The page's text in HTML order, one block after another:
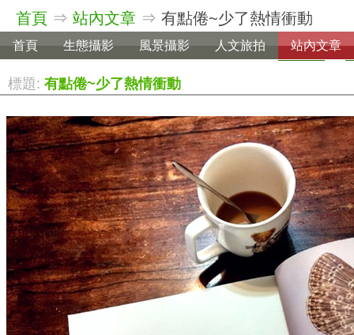
首頁 ⇒ 站內文章 ⇒ 有點倦~少了熱情衝動
首頁 生態攝影 風景攝影 人文旅拍 站內文章
標題: 有點倦~少了熱情衝動